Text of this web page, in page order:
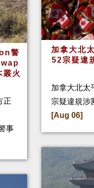
警
火
正
事
加拿大北
52宗疑違
加拿大北太
宗疑違規涉
[Aug 06]